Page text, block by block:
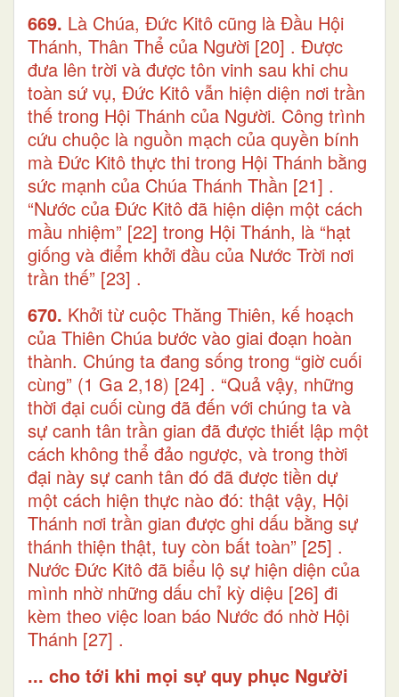
669. Là Chúa, Đức Kitô cũng là Đầu Hội
Thánh, Thân Thể của Người [20] . Được
đưa lên trời và được tôn vinh sau khi chu
toàn sứ vụ, Đức Kitô vẫn hiện diện nơi trần
thế trong Hội Thánh của Người. Công trình
cứu chuộc là nguồn mạch của quyền bính
mà Đức Kitô thực thi trong Hội Thánh bằng
sức mạnh của Chúa Thánh Thần [21] .
“Nước của Đức Kitô đã hiện diện một cách
mầu nhiệm” [22] trong Hội Thánh, là “hạt
giống và điểm khởi đầu của Nước Trời nơi
trần thế” [23] .
670. Khởi từ cuộc Thăng Thiên, kế hoạch
của Thiên Chúa bước vào giai đoạn hoàn
thành. Chúng ta đang sống trong “giờ cuối
cùng” (1 Ga 2,18) [24] . “Quả vậy, những
thời đại cuối cùng đã đến với chúng ta và
sự canh tân trần gian đã được thiết lập một
cách không thể đảo ngược, và trong thời
đại này sự canh tân đó đã được tiền dự
một cách hiện thực nào đó: thật vậy, Hội
Thánh nơi trần gian được ghi dấu bằng sự
thánh thiện thật, tuy còn bất toàn” [25] .
Nước Đức Kitô đã biểu lộ sự hiện diện của
mình nhờ những dấu chỉ kỳ diệu [26] đi
kèm theo việc loan báo Nước đó nhờ Hội
Thánh [27] .
... cho tới khi mọi sự quy phục Người